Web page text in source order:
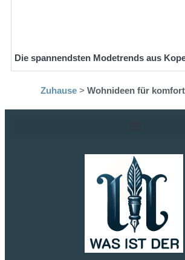
Die spannendsten Modetrends aus
Zuhause > Wohnideen für